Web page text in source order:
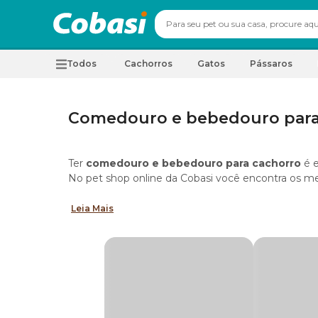
Todos Cachorros Gatos Pássaros
Comedouro e bebedouro
Ter comedouro e bebedouro para cachorro é
No pet shop online da Cobasi você encontra os
Tipos de comedouro para cachorro
Leia Mais